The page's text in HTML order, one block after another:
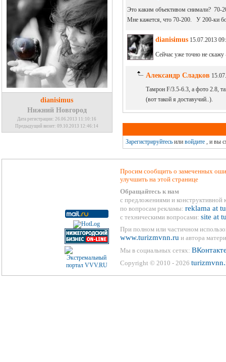
dianisimus
Нижний Новгород
Дата регистрации: 26.06.2013 11:10:16
Предыдущий визит: 09.10.2013 12:46:14
Это каким объективом снимали? 70-
Мне кажется, что 70-200. У 200-ки
dianisimus15.07.2013
Сейчас уже точно не
Александр Сладков
Тамрон F/3.5-6.3, а фото 2.8,
(вот такой я доставучий..).
Зарегистрируйтесьили войдите, и вы
Просим сообщить о замеченных
улучшить на этой странице
Обращайтесь к нам
с предложениями и конструктивной
по вопросам рекламы: reklama at
с техническими вопросами: site at
При полном или частичном
www.turizmvnn.ru и автора
Мы в социальных сетях:
Copyright © 2010 - 2026